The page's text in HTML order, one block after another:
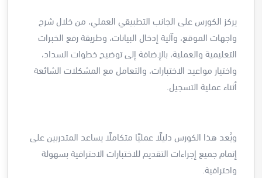
يركز الكورس على الجانب التطبيقي العملي، من خلال شرح
واجهات الموقع، وآلية إدخال البيانات، وطريقة رفع الخبرات
التعليمية والعملية، بالإضافة إلى توضيح خطوات السداد،
واختيار مواعيد الاختبارات، والتعامل مع المشكلات الشائعة
أثناء عملية التسجيل.
ويُعد هذا الكورس دليلًا عمليًا متكاملًا يساعد المتدربين على
إتمام جميع إجراءات التقديم للاختبارات الاحترافية بسهولة
واحترافية.